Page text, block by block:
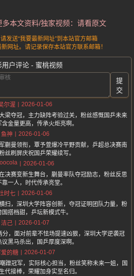
本文资料/独家视频：请看原文
发送“我要最新网址”到本站官方邮箱
网址。请记录保存本站官方联系邮箱！
用户评论 - 蜜桃视频
提
交
尔渥
2026-01-06
梁夺冠，主力缺阵考验过关，粉丝感慨国乒未来
含金量更高，传承火炬亮啊。
鱼神
2026-01-06
蒯曼领衔，覃予萱爆冷平野贡献，乒超总决赛南
丝刷屏庆祝国乒荣耀续写。
2026-01-06
决赛变新生舞台，蒯曼率队夺冠励志，粉丝反思
靠一人，时代传承亮堂。
时七
2026-01-06
扫，深圳大学阵容创新，夺冠证明团队力量，粉
搭档甜，乒坛新模式牛。
洁己
2026-01-07
，面对前辈不怯场提速凶狠，深圳大学逆袭冠
黑马杀出，国乒厚度深啊。
爱的糖
2026-01-07
蹭冠军，实际核心担当，粉丝笑称未来一姐，国
代接棒，荣耀加身实至名归。